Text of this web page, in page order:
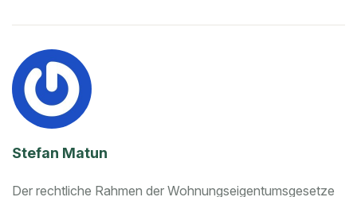
Stefan Matun
Der rechtliche Rahmen der Wohnungseigentumsgesetze